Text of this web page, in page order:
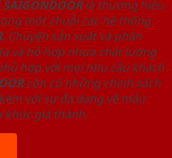
là thương hiệu
một chuỗi các hệ thống
. Chuyên sản xuất và phân
và hỗ hợp nhựa chất lượng
hợp với mọi nhu cầu khách
còn có những chính sách
với sự đa dạng về mẫu
khúc giá thành.